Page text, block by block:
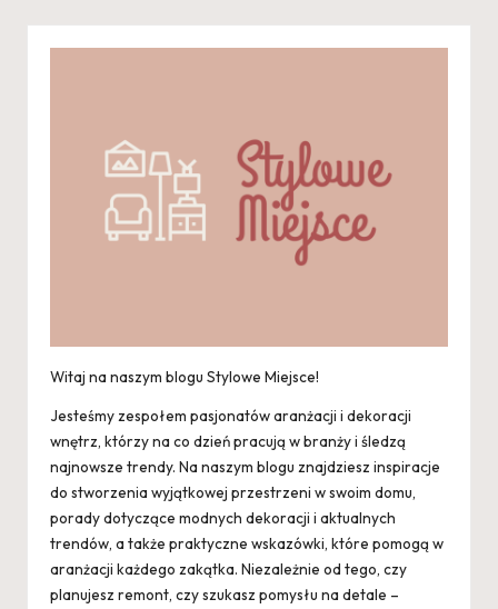
Witaj na naszym blogu Stylowe Miejsce!
Jesteśmy zespołem pasjonatów aranżacji i dekoracji
wnętrz, którzy na co dzień pracują w branży i śledzą
najnowsze trendy. Na naszym blogu znajdziesz inspiracje
do stworzenia wyjątkowej przestrzeni w swoim domu,
porady dotyczące modnych dekoracji i aktualnych
trendów, a także praktyczne wskazówki, które pomogą w
aranżacji każdego zakątka. Niezależnie od tego, czy
planujesz remont, czy szukasz pomysłu na detale –